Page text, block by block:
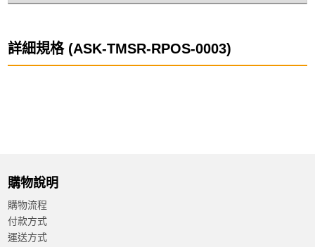
詳細規格 (ASK-TMSR-RPOS-0003)
購物說明
購物流程
付款方式
運送方式